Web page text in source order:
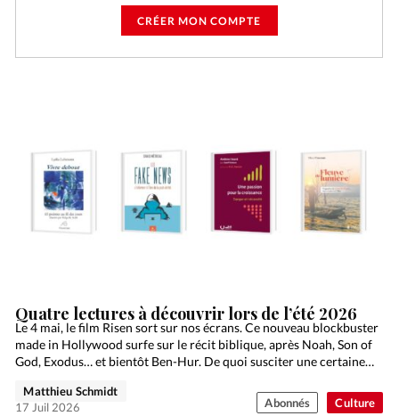
CRÉER MON COMPTE
Culture
Quatre lectures à découvrir lors de l’été 2026
Le 4 mai, le film Risen sort sur nos écrans. Ce nouveau blockbuster
made in Hollywood surfe sur le récit biblique, après Noah, Son of
God, Exodus… et bientôt Ben-Hur. De quoi susciter une certaine…
Matthieu Schmidt
17 Juil 2026
Abonnés